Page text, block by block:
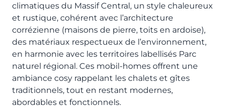
climatiques du Massif Central, un style chaleureux
et rustique, cohérent avec l’architecture
corrézienne (maisons de pierre, toits en ardoise),
des matériaux respectueux de l’environnement,
en harmonie avec les territoires labellisés Parc
naturel régional. Ces mobil-homes offrent une
ambiance cosy rappelant les chalets et gîtes
traditionnels, tout en restant modernes,
abordables et fonctionnels.